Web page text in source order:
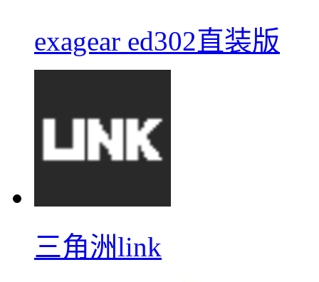
exagear ed302直装版
三角洲link